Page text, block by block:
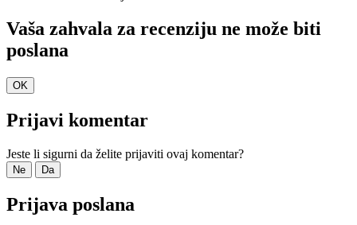
Vaša zahvala za recenziju ne može biti
poslana
OK
Prijavi komentar
Jeste li sigurni da želite prijaviti ovaj komentar?
Ne Da
Prijava poslana